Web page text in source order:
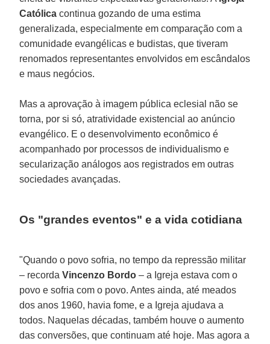
Católica continua gozando de uma estima
generalizada, especialmente em comparação com a
comunidade evangélicas e budistas, que tiveram
renomados representantes envolvidos em escândalos
e maus negócios.
Mas a aprovação à imagem pública eclesial não se
torna, por si só, atratividade existencial ao anúncio
evangélico. E o desenvolvimento econômico é
acompanhado por processos de individualismo e
secularização análogos aos registrados em outras
sociedades avançadas.
Os "grandes eventos" e a vida cotidiana
"Quando o povo sofria, no tempo da repressão militar
– recordaVincenzo Bordo – a Igreja estava com o
povo e sofria com o povo. Antes ainda, até meados
dos anos 1960, havia fome, e a Igreja ajudava a
todos. Naquelas décadas, também houve o aumento
das conversões, que continuam até hoje. Mas agora a